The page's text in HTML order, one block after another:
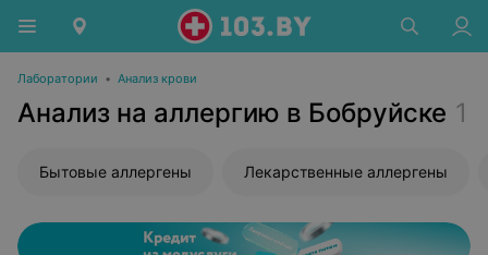
Лаборатории • Анализ крови
Анализ на аллергию в Бобруйске 1
Бытовые аллергены Лекарственные аллергены